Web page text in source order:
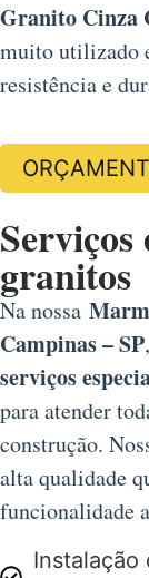
Granito Cinza
muito utilizado
resistência e
granitos
Na nossa
Campinas – SP
serviços
para atender
construção.
alta qualidade
funcionalidade
Instalação